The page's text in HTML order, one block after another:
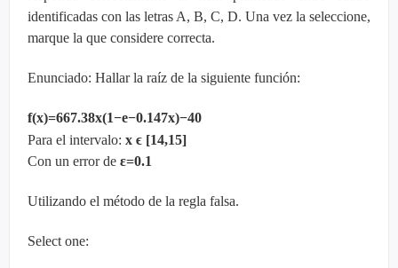
identificadas con las letras A, B, C, D. Una vez la seleccione,
marque la que considere correcta.
Enunciado: Hallar la raíz de la siguiente función:
f(x)=667.38x(1−e−0.147x)−40
Para el intervalo: x ϵ [14,15]
Con un error de ε=0.1
Utilizando el método de la regla falsa.
Select one: